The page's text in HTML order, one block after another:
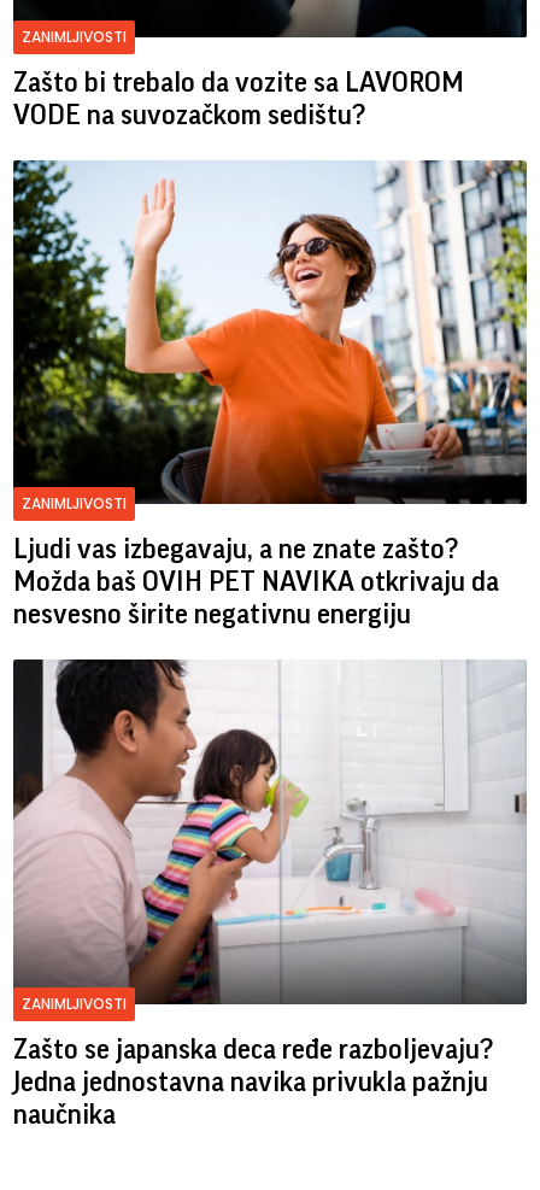
ZANIMLJIVOSTI
Zašto bi trebalo da vozite sa LAVOROM
VODE na suvozačkom sedištu?
ZANIMLJIVOSTI
Ljudi vas izbegavaju, a ne znate zašto?
Možda baš OVIH PET NAVIKA otkrivaju da
nesvesno širite negativnu energiju
ZANIMLJIVOSTI
Zašto se japanska deca ređe razboljevaju?
Jedna jednostavna navika privukla pažnju
naučnika